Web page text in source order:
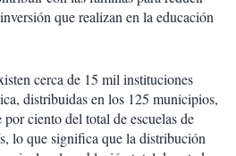
que realizan en la educación
cerca de 15 mil instituciones
distribuidas en los 125 municipios,
ciento del total de escuelas de
lo que significa que la distribución